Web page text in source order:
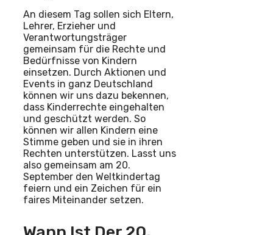
An diesem Tag sollen sich Eltern,
Lehrer, Erzieher und
Verantwortungsträger
gemeinsam für die Rechte und
Bedürfnisse von Kindern
einsetzen. Durch Aktionen und
Events in ganz Deutschland
können wir uns dazu bekennen,
dass Kinderrechte eingehalten
und geschützt werden. So
können wir allen Kindern eine
Stimme geben und sie in ihren
Rechten unterstützen. Lasst uns
also gemeinsam am 20.
September den Weltkindertag
feiern und ein Zeichen für ein
faires Miteinander setzen.